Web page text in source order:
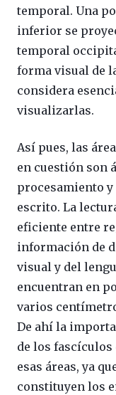
temporal. Una
inferior se
temporal
forma visual de
considera
visualizarlas.
Así pues, las
en cuestión son
procesamiento
escrito. La
eficiente entre
información de
visual y del
encuentran en
varios
De ahí la
de los fascículos
esas áreas, ya
constituyen los